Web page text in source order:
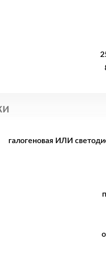
галогеновая ИЛИ